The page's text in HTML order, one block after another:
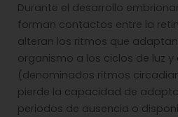
Durante el desarrollo
forman contactos entre la
alteran los ritmos que
organismo a los ciclos de luz y
(denominados ritmos
pierde la capacidad de
periodos de ausencia o